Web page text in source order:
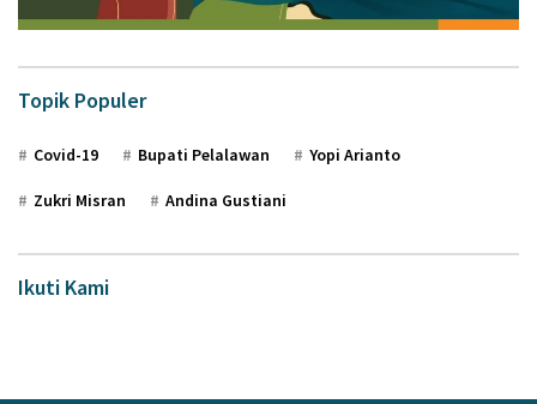
Topik Populer
Covid-19 Bupati Pelalawan Yopi Arianto
Zukri Misran Andina Gustiani
Ikuti Kami